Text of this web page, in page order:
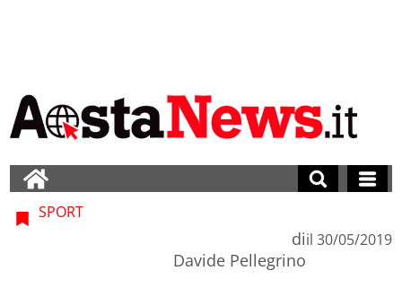
SPORT
di
Davide Pellegrino
il 30/05/2019